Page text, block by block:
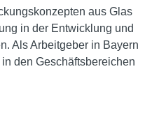
aus Glas
in der Entwicklung und
Als Arbeitgeber in Bayern
den Geschäftsbereichen